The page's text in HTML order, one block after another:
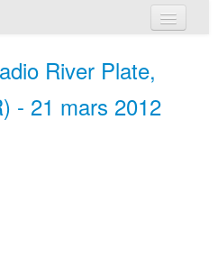
River Plate,
- 21 mars 2012